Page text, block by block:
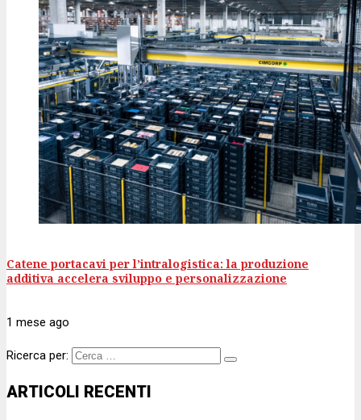
Catene portacavi per l’intralogistica: la produzione
additiva accelera sviluppo e personalizzazione
1 mese ago
Ricerca per:
ARTICOLI RECENTI